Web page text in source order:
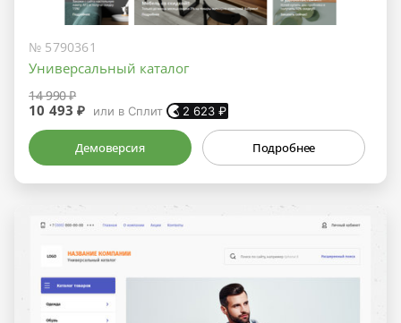
№ 5790361
Универсальный каталог
14 990 ₽
10 493 ₽ или в Сплит 2 623₽
Демоверсия Подробнее